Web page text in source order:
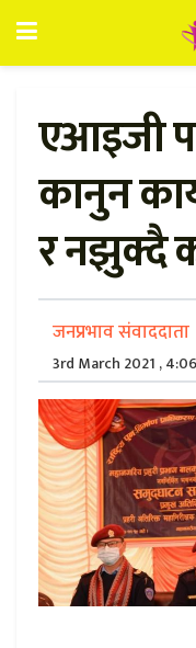
एआइजी
कानुन
र नझुक्दै
जनप्रभाव संवाददाता
3rd March 2021 , 4:06